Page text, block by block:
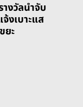
งวัลนำจับ
งเบาะแส
ยะ